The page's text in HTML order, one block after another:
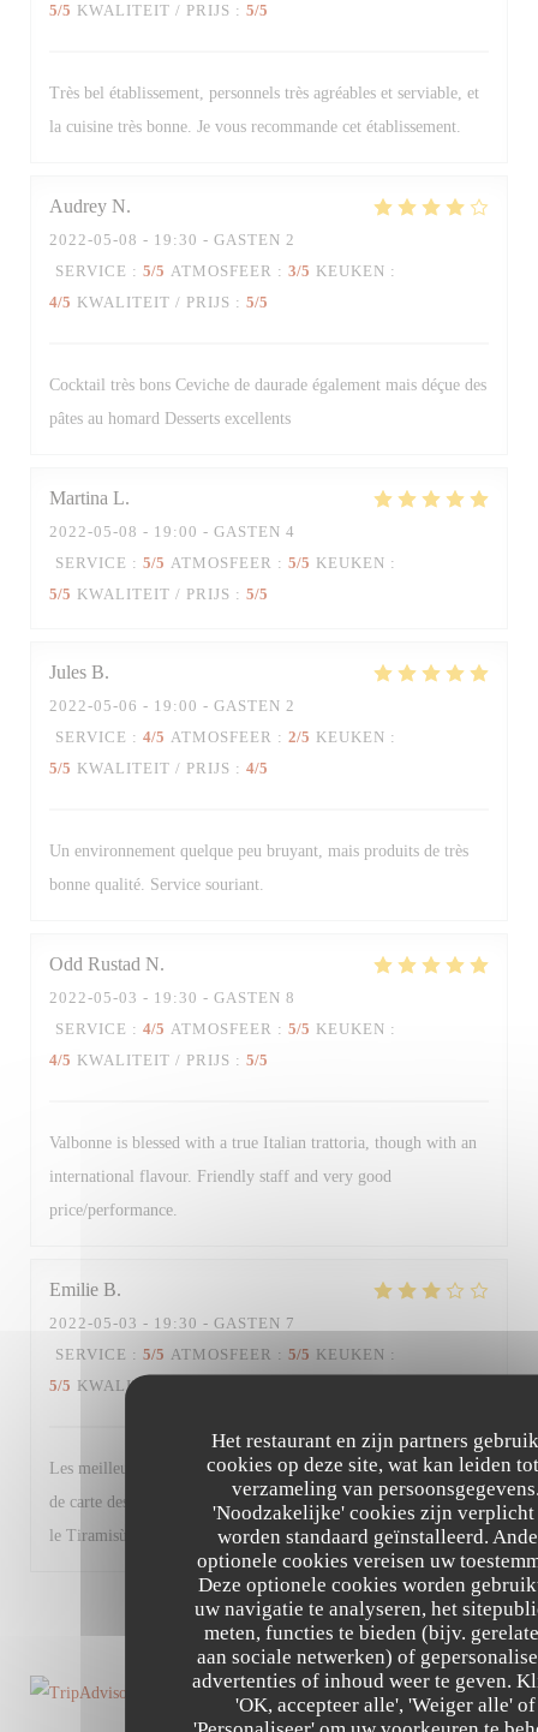
Het restaurant en zijn partners
cookies op deze site, wat kan leiden
verzameling van
'Noodzakelijke' cookies zijn verplicht
worden standaard geïnstalleerd.
optionele cookies vereisen uw
Deze optionele cookies worden
uw navigatie te analyseren, het
meten, functies te bieden (bijv.
aan sociale netwerken) of
advertenties of inhoud weer te geven.
'OK, accepteer alle', 'Weiger alle' of
5/5 KWALITEIT / PRIJS : 5/5
Très bel établissement, personnels très agréables et serviable, et
la cuisine très bonne. Je vous recommande cet établissement.
Audrey N
2022-05-08 - 19:30 - GASTEN 2
SERVICE : 5/5 ATMOSFEER : 3/5 KEUKEN :
4/5 KWALITEIT / PRIJS : 5/5
Cocktail très bons Ceviche de daurade également mais déçue des
pâtes au homard Desserts excellents
Martina L
2022-05-08 - 19:00 - GASTEN 4
SERVICE : 5/5 ATMOSFEER : 5/5 KEUKEN :
5/5 KWALITEIT / PRIJS : 5/5
Jules B
2022-05-06 - 19:00 - GASTEN 2
SERVICE : 4/5 ATMOSFEER : 2/5 KEUKEN :
5/5 KWALITEIT / PRIJS : 4/5
Un environnement quelque peu bruyant, mais produits de très
bonne qualité. Service souriant.
Odd Rustad N
2022-05-03 - 19:30 - GASTEN 8
SERVICE : 4/5 ATMOSFEER : 5/5 KEUKEN :
4/5 KWALITEIT / PRIJS : 5/5
Valbonne is blessed with a true Italian trattoria, though with an
international flavour. Friendly staff and very good
price/performance.
Emilie B
2022-05-03 - 19:30 - GASTEN 7
SERVICE : 5/5 ATMOSFEER : 5/5 KEUKEN :
5/5 KWALITEIT / PRIJS
Les meilleurs plats n’étaient déjà plus disponibles + changement
de carte des desserts (moins de choix et produits basiques à part
le Tiramisù). Très bon restaurant malgré tout.
1 2 3